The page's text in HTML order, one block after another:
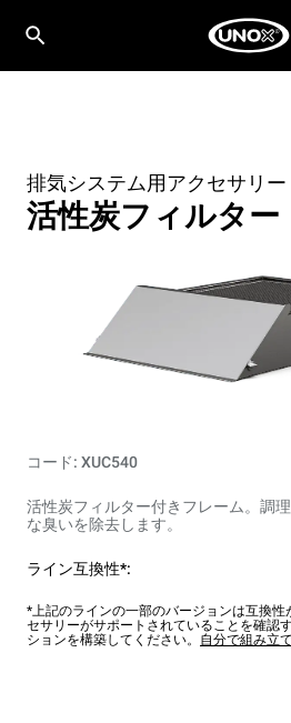
排気システム用アクセサリー
活性炭フィルター
コード: XUC540
活性炭フィルター付きフレーム。調
な臭いを除去します。
ライン互換性*:
*上記のラインの一部のバージョンは互換性
セサリーがサポートされていることを確認
ションを構築してください。 自分で組み立